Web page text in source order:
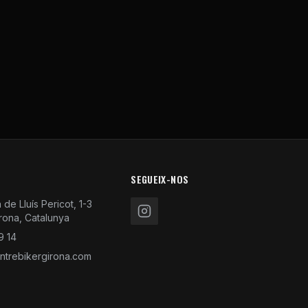
de Lluís Pericot, 1-3
Catalunya
14
SEGUEIX-NOS